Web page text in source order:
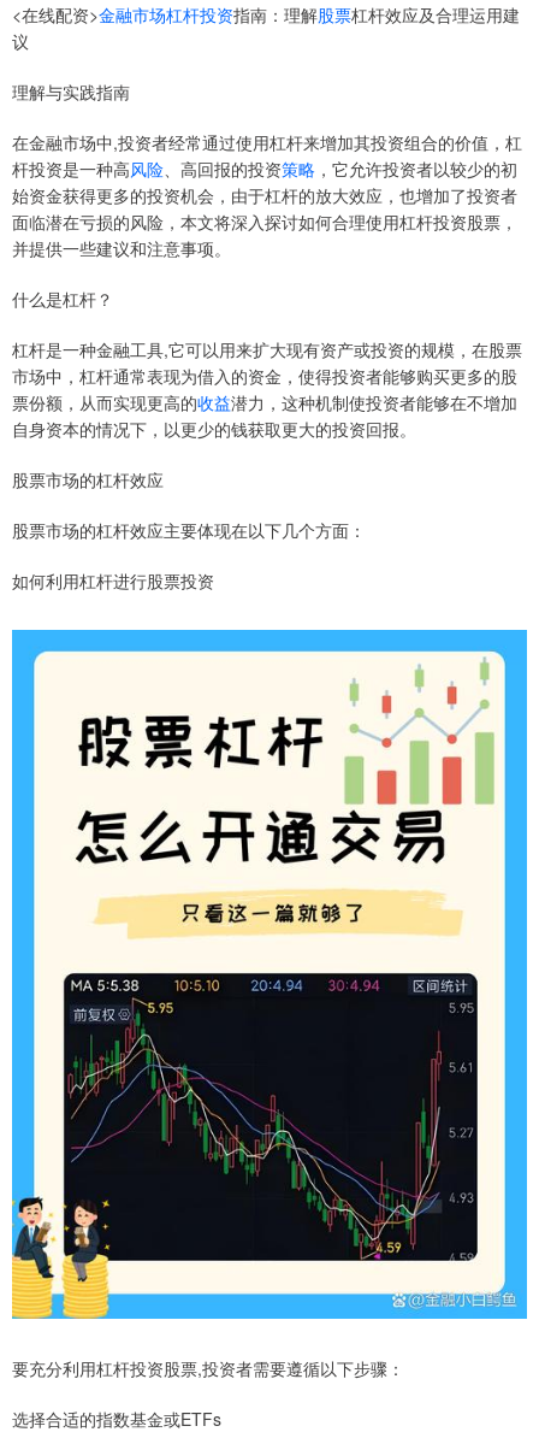
<在线配资>金融市场杠杆投资指南：理解股票杠杆效应及合理运用建
议
理解与实践指南
在金融市场中,投资者经常通过使用杠杆来增加其投资组合的价值，杠
杆投资是一种高风险 、高回报的投资策略 ，它允许投资者以较少的初
始资金获得更多的投资机会，由于杠杆的放大效应，也增加了投资者
面临潜在亏损的风险，本文将深入探讨如何合理使用杠杆投资股票，
并提供一些建议和注意事项。
什么是杠杆？
杠杆是一种金融工具,它可以用来扩大现有资产或投资的规模，在股票
市场中，杠杆通常表现为借入的资金，使得投资者能够购买更多的股
票份额，从而实现更高的收益潜力，这种机制使投资者能够在不增加
自身资本的情况下，以更少的钱获取更大的投资回报。
股票市场的杠杆效应
股票市场的杠杆效应主要体现在以下几个方面：
如何利用杠杆进行股票投资
要充分利用杠杆投资股票,投资者需要遵循以下步骤：
选择合适的指数基金或ETFs